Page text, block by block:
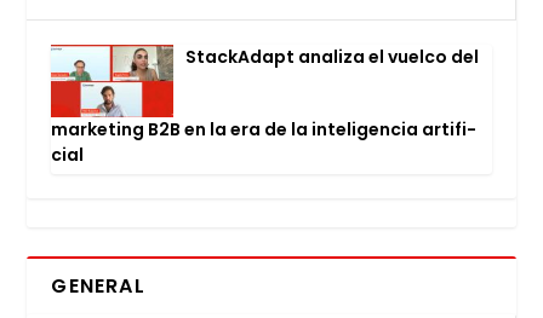
Stac­kA­dapt ana­li­za el vuel­co del
mar­ke­ting B2B en la era de la inte­li­gen­cia arti­fi­
cial
GENERAL